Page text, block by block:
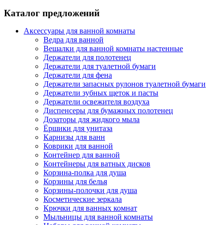
Каталог предложений
Аксессуары для ванной комнаты
Ведра для ванной
Вешалки для ванной комнаты настенные
Держатели для полотенец
Держатели для туалетной бумаги
Держатели для фена
Держатели запасных рулонов туалетной бумаги
Держатели зубных щеток и пасты
Держатели освежителя воздуха
Диспенсеры для бумажных полотенец
Дозаторы для жидкого мыла
Ёршики для унитаза
Карнизы для ванн
Коврики для ванной
Контейнер для ванной
Контейнеры для ватных дисков
Корзина-полка для душа
Корзины для белья
Корзины-полочки для душа
Косметические зеркала
Крючки для ванных комнат
Мыльницы для ванной комнаты